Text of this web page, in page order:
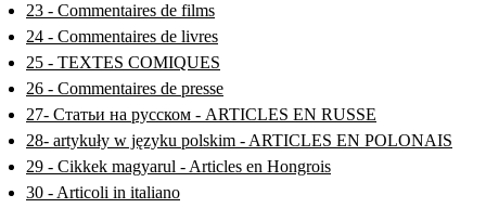
23 - Commentaires de films
24 - Commentaires de livres
25 - TEXTES COMIQUES
26 - Commentaires de presse
27- Статьи на русском - ARTICLES EN RUSSE
28- artykuły w języku polskim - ARTICLES EN POLONAIS
29 - Cikkek magyarul - Articles en Hongrois
30 - Articoli in italiano